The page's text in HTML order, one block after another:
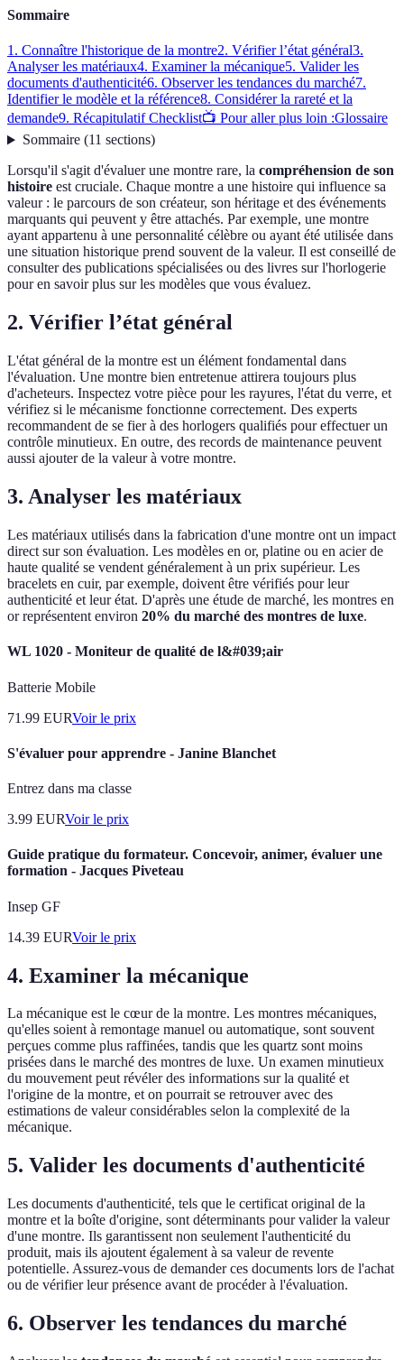
Sommaire
1. Connaître l'historique de la montre2. Vérifier l’état général3.
Analyser les matériaux4. Examiner la mécanique5. Valider les
documents d'authenticité6. Observer les tendances du marché7.
Identifier le modèle et la référence8. Considérer la rareté et la
demande9. Récapitulatif Checklist📺 Pour aller plus loin :Glossaire
Sommaire(11 sections)
Lorsqu'il s'agit d'évaluer une montre rare, la compréhension de son
histoire est cruciale. Chaque montre a une histoire qui influence sa
valeur : le parcours de son créateur, son héritage et des événements
marquants qui peuvent y être attachés. Par exemple, une montre
ayant appartenu à une personnalité célèbre ou ayant été utilisée dans
une situation historique prend souvent de la valeur. Il est conseillé de
consulter des publications spécialisées ou des livres sur l'horlogerie
pour en savoir plus sur les modèles que vous évaluez.
2. Vérifier l’état général
L'état général de la montre est un élément fondamental dans
l'évaluation. Une montre bien entretenue attirera toujours plus
d'acheteurs. Inspectez votre pièce pour les rayures, l'état du verre, et
vérifiez si le mécanisme fonctionne correctement. Des experts
recommandent de se fier à des horlogers qualifiés pour effectuer un
contrôle minutieux. En outre, des records de maintenance peuvent
aussi ajouter de la valeur à votre montre.
3. Analyser les matériaux
Les matériaux utilisés dans la fabrication d'une montre ont un impact
direct sur son évaluation. Les modèles en or, platine ou en acier de
haute qualité se vendent généralement à un prix supérieur. Les
bracelets en cuir, par exemple, doivent être vérifiés pour leur
authenticité et leur état. D'après une étude de marché, les montres en
or représentent environ 20% du marché des montres de luxe.
WL 1020 - Moniteur de qualité de l&#039;air
Batterie Mobile
71.99 EURVoir le prix
S'évaluer pour apprendre - Janine Blanchet
Entrez dans ma classe
3.99 EURVoir le prix
Guide pratique du formateur. Concevoir, animer, évaluer une
formation - Jacques Piveteau
Insep GF
14.39 EURVoir le prix
4. Examiner la mécanique
La mécanique est le cœur de la montre. Les montres mécaniques,
qu'elles soient à remontage manuel ou automatique, sont souvent
perçues comme plus raffinées, tandis que les quartz sont moins
prisées dans le marché des montres de luxe. Un examen minutieux
du mouvement peut révéler des informations sur la qualité et
l'origine de la montre, et on pourrait se retrouver avec des
estimations de valeur considérables selon la complexité de la
mécanique.
5. Valider les documents d'authenticité
Les documents d'authenticité, tels que le certificat original de la
montre et la boîte d'origine, sont déterminants pour valider la valeur
d'une montre. Ils garantissent non seulement l'authenticité du
produit, mais ils ajoutent également à sa valeur de revente
potentielle. Assurez-vous de demander ces documents lors de l'achat
ou de vérifier leur présence avant de procéder à l'évaluation.
6. Observer les tendances du marché